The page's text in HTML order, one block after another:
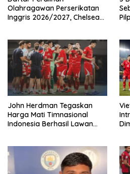
Olahragawan Perserikatan
Inggris 2026/2027, Chelsea
John Herdman Tegaskan
Harga Mati Timnasional
Indonesia Berhasil Lawan